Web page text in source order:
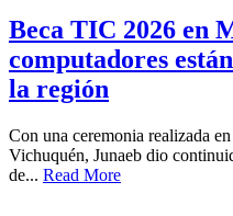
Beca TIC 2026 en
computadores
la región
Con una ceremonia realizada
Vichuquén, Junaeb dio
de... Read More